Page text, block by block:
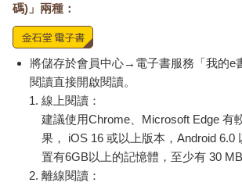
碼)」兩種：
將儲存於會員中心→電子書服務「我的e
閱讀直接開啟閱讀。
線上閱讀：
建議使用Chrome、Microsoft Edge 有
果， iOS 16 或以上版本，Android 6.0
置有6GB以上的記憶體，至少有 30 MB
離線閱讀：